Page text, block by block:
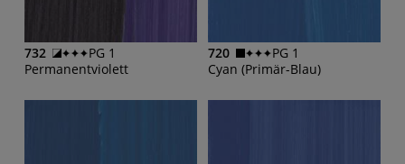
732
PG 1
Permanentviolett
720
PG 1
Cyan (Primär-Blau)